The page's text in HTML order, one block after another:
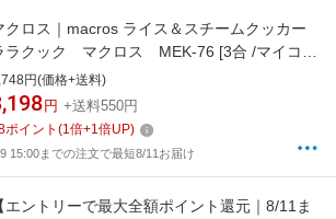
クロス｜macros ライス＆スチームクッカー
ラクック マクロス MEK-76 [3合 /マイコ
]
円(価格+送料)
円 +送料550円
ポイント (1倍+1倍UP)
15:00までの注文で最短8/11お届け
【エントリーで最大全額ポイント還元｜8/11ま